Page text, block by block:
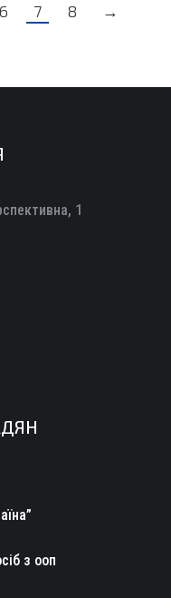
6 7 8 →
1
з ооп